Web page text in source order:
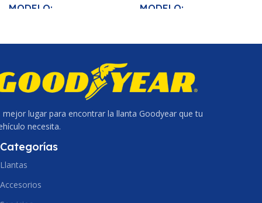
MODELO
ANCHO DE SECCION
175
PERFIL 65
MODELO
ANCHO DE SECCION
175
mejor lugar para encontrar la llanta Goodyear que tu
necesita.
Categorías
Llantas
Accesorios